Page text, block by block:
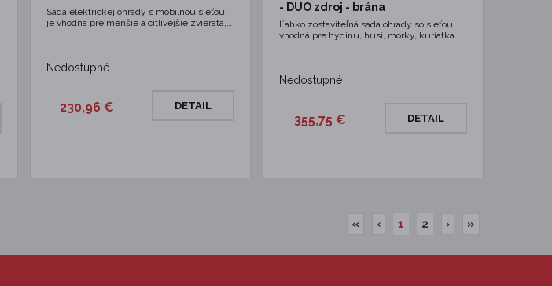
Sada elektrickej ohrady s mobilnou sieťou
je vhodná pre menšie a citlivejšie zvieratá,…
Nedostupné
230,96 € DETAIL
- DUO zdroj - brána
Ľahko zostaviteľná sada ohrady so sieťou
vhodná pre hydinu, husi, morky, kuriatka.…
Nedostupné
355,75 € DETAIL
« ‹ 1 2 › »